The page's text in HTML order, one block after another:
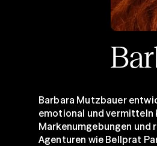
Barbara Mutzbauer
emotional und vermitteln
Markenumgebungen und
Agenturen wie Bellprat